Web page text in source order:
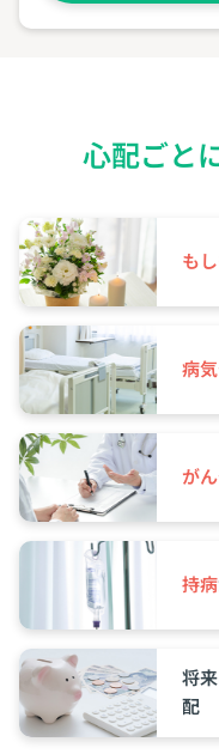
心配ごと
も
病
が
持病
将
配